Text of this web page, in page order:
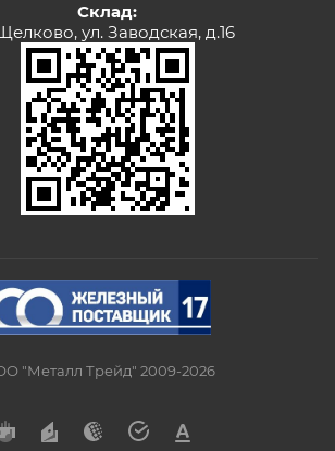
Склад:
ул. Заводская, д.16
"Металл Трейд" 2009-2026